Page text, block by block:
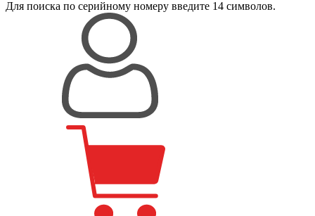
Для поиска по серийному номеру введите 14 символов.